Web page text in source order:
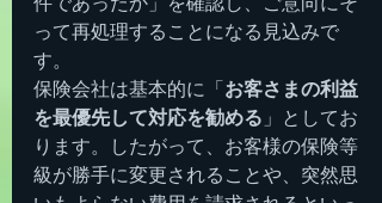
って再処理することになる見込みで
す。
保険会社は基本的に「 お客さまの利益
を最優先して対応を勧める 」としてお
ります。したがって、お客様の保険等
級が勝手に変更されることや、突然思